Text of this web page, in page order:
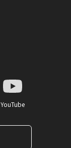
YouTube